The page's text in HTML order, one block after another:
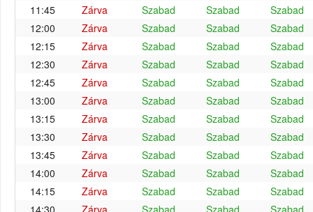
11:45
Zárva Szabad Szabad
Szabad
12:00
Zárva Szabad Szabad
Szabad
12:15
Zárva Szabad Szabad
Szabad
12:30
Zárva Szabad Szabad
Szabad
12:45
Zárva Szabad Szabad
Szabad
13:00
Zárva Szabad Szabad
Szabad
13:15
Zárva Szabad Szabad
Szabad
13:30
Zárva Szabad Szabad
Szabad
13:45
Zárva Szabad Szabad
Szabad
14:00
Zárva Szabad Szabad
Szabad
14:15
Zárva Szabad Szabad
Szabad